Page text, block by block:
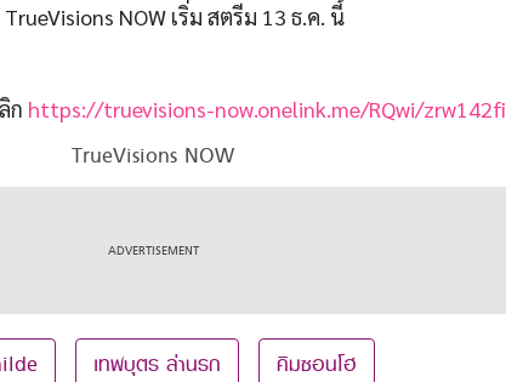
NOW เริ่ม สตรีม 13 ธ.ค. นี้
ก https://truevisions-now.onelink.me/RQwi/zrw142fi
TrueVisions NOW
เทพบุตร ล่านรก คิมซอนโฮ